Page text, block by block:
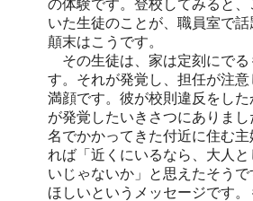
の体験です。登校してみると
いた生徒のことが、職員室で
顛末はこうです。
その生徒は、家は定刻にでる
す。それが発覚し、担任が注
満顔です。彼が校則違反をし
が発覚したいきさつにありま
名でかかってきた付近に住む
れば「近くにいるなら、大人
いじゃないか」と思えたそう
ほしいというメッセージです